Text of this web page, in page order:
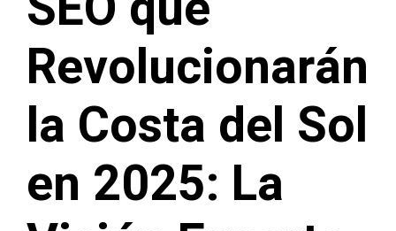
Revolucionarán
la Costa del Sol
en 2025: La